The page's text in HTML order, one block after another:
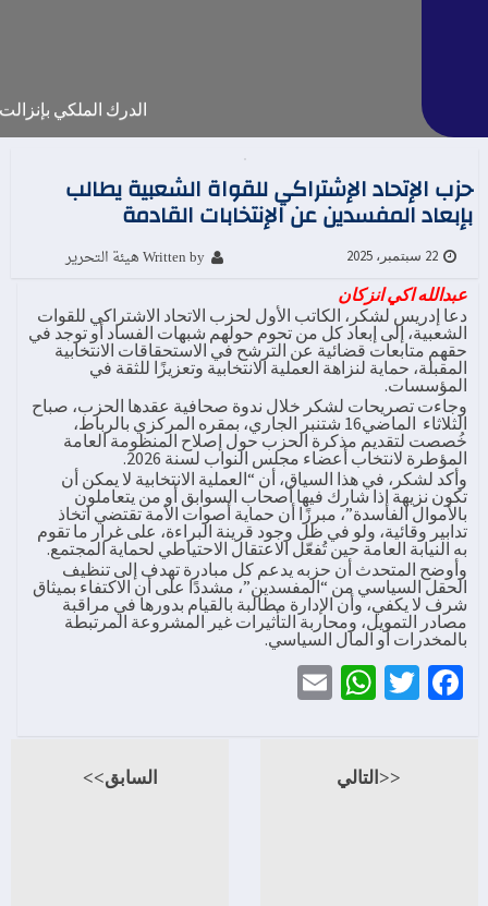
الدرك الملكي
حزب الإتحاد الإشتراكي للقواة الشعبية يطالب
بإبعاد المفسدين عن الإنتخابات القادمة
22 سبتمبر، 2025
عبدالله اكي انزكان
دعا إدريس لشكر، الكاتب الأول لحزب الاتحاد الاشتراكي للقوات
الشعبية، إلى إبعاد كل من تحوم حولهم شبهات الفساد أو توجد في
حقهم متابعات قضائية عن الترشح في الاستحقاقات الانتخابية
المقبلة، حماية لنزاهة العملية الانتخابية وتعزيزًا للثقة في
المؤسسات.
وجاءت تصريحات لشكر خلال ندوة صحافية عقدها الحزب، صباح
الثلاثاء الماضي16 شتنبر الجاري، بمقره المركزي بالرباط،
خُصصت لتقديم مذكرة الحزب حول إصلاح المنظومة العامة
المؤطرة لانتخاب أعضاء مجلس النواب لسنة 2026.
وأكد لشكر، في هذا السياق، أن “العملية الانتخابية لا يمكن أن
تكون نزيهة إذا شارك فيها أصحاب السوابق أو من يتعاملون
بالأموال الفاسدة”، مبرزًا أن حماية أصوات الأمة تقتضي اتخاذ
تدابير وقائية، ولو في ظل وجود قرينة البراءة، على غرار ما تقوم
به النيابة العامة حين تُفعّل الاعتقال الاحتياطي لحماية المجتمع.
وأوضح المتحدث أن حزبه يدعم كل مبادرة تهدف إلى تنظيف
الحقل السياسي من “المفسدين”، مشددًا على أن الاكتفاء بميثاق
شرف لا يكفي، وأن الإدارة مطالبة بالقيام بدورها في مراقبة
مصادر التمويل، ومحاربة التأثيرات غير المشروعة المرتبطة
بالمخدرات أو المال السياسي.
Facebook
Twitter
WhatsApp
السابق>> <<التالي